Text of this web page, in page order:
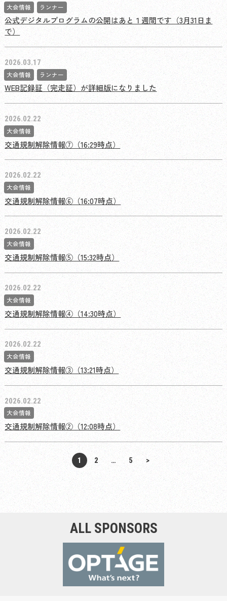
大会情報 ランナー
公式デジタルプログラムの公開はあと１週間です（3月31日ま
で）
2026.03.17
大会情報 ランナー
WEB記録証（完走証）が詳細版になりました
2026.02.22
大会情報
交通規制解除情報⑦（16:29時点）
2026.02.22
大会情報
交通規制解除情報⑥（16:07時点）
2026.02.22
大会情報
交通規制解除情報⑤（15:32時点）
2026.02.22
大会情報
交通規制解除情報④（14:30時点）
2026.02.22
大会情報
交通規制解除情報③（13:21時点）
2026.02.22
大会情報
交通規制解除情報②（12:08時点）
投
稿
の
ペ
ー
1 2 … 5 >
ALL SPONSORS